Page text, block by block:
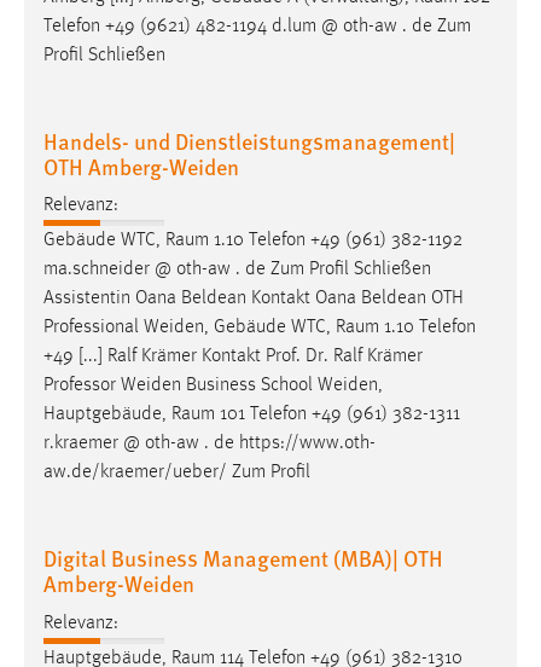
Telefon +49 (9621) 482-1194 d.lum @ oth-aw . de Zum
Profil Schließen
Handels- und Dienstleistungsmanagement|
OTH Amberg-Weiden
Relevanz:
Gebäude WTC, Raum 1.10 Telefon +49 (961) 382-1192
ma.schneider @ oth-aw . de Zum Profil Schließen
Assistentin Oana Beldean Kontakt Oana Beldean OTH
Professional Weiden, Gebäude WTC, Raum 1.10 Telefon
+49 [...] Ralf Krämer Kontakt Prof. Dr. Ralf Krämer
Professor Weiden Business School Weiden,
Hauptgebäude, Raum 101 Telefon +49 (961) 382-1311
r.kraemer @ oth-aw . de https://www.oth-
aw.de/kraemer/ueber/ Zum Profil
Digital Business Management (MBA)| OTH
Amberg-Weiden
Relevanz:
Hauptgebäude, Raum 114 Telefon +49 (961) 382-1310